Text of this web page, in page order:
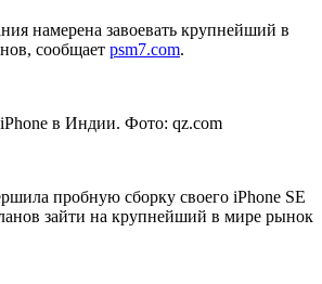
намерена завоевать крупнейший в
сообщает psm7.com.
в Индии. Фото: qz.com
пробную сборку своего iPhone SE
зайти на крупнейший в мире рынок